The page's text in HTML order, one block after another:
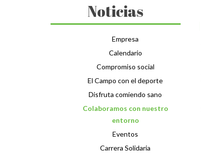
Noticias
Empresa
Calendario
Compromiso social
El Campo con el deporte
Disfruta comiendo sano
Colaboramos con nuestro
entorno
Eventos
Carrera Solidaria